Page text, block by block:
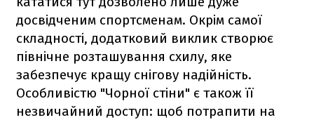
досвідченим спортсменам. Окрім самої
складності, додатковий виклик створює
північне розташування схилу, яке
забезпечує кращу снігову надійність.
Особливістю "Чорної стіни" є також її
незвичайний доступ: щоб потрапити на